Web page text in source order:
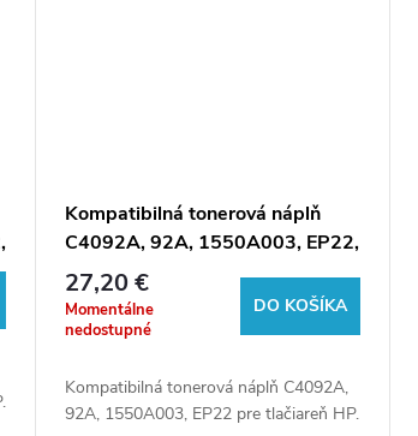
Kompatibilná tonerová náplň
C4092A, 92A, 1550A003, EP22,
2500 listov pre tlačiarne HP
27,20 €
Momentálne
nedostupné
DO KOŠÍKA
Kompatibilná tonerová náplň C4092A,
92A, 1550A003, EP22 pre tlačiareň HP.